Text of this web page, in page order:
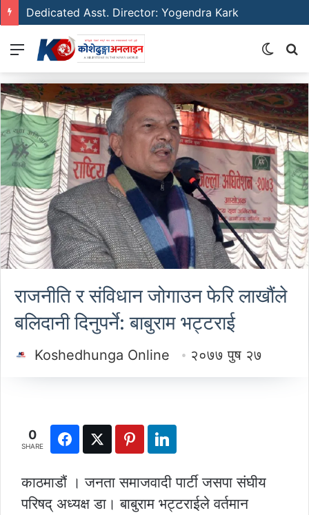
Dedicated Asst. Director: Yogendra Kark
Menu
Switch
राजनीति र संविधान जोगाउन फेरि लाखौंले
बलिदानी दिनुपर्ने: बाबुराम भट्टराई
Koshedhunga Online २०७७ पुष २७
0
SHARE
काठमाडौं । जनता समाजवादी पार्टी जसपा संघीय
परिषद् अध्यक्ष डा। बाबुराम भट्टराईले वर्तमान